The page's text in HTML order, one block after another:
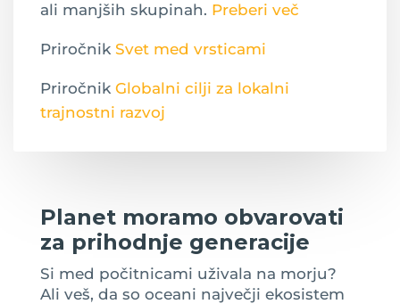
ali manjših skupinah. Preberi več
Priročnik Svet med vrsticami
Priročnik Globalni cilji za lokalni
trajnostni razvoj
Planet moramo obvarovati
za prihodnje generacije
Si med počitnicami uživala na morju?
Ali veš, da so oceani največji ekosistem